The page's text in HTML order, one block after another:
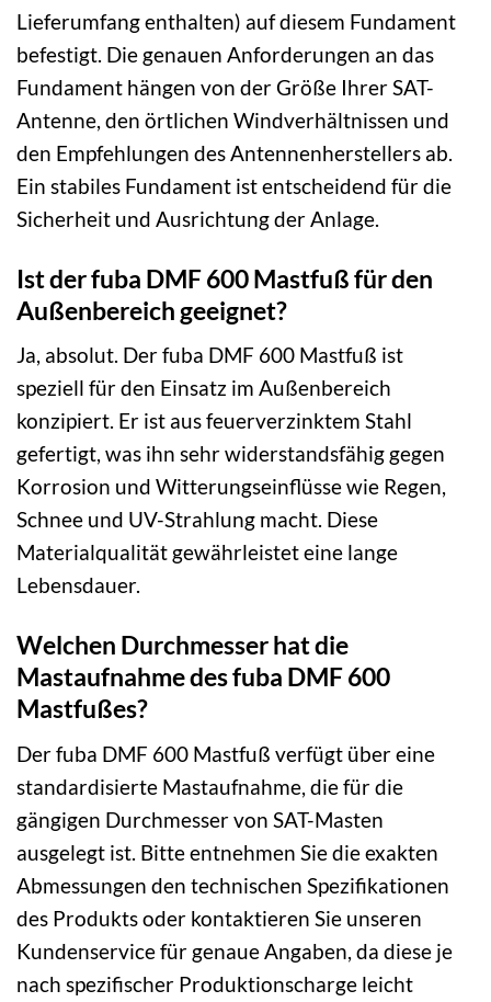
Lieferumfang enthalten) auf diesem Fundament
befestigt. Die genauen Anforderungen an das
Fundament hängen von der Größe Ihrer SAT-
Antenne, den örtlichen Windverhältnissen und
den Empfehlungen des Antennenherstellers ab.
Ein stabiles Fundament ist entscheidend für die
Sicherheit und Ausrichtung der Anlage.
Ist der fuba DMF 600 Mastfuß für den
Außenbereich geeignet?
Ja, absolut. Der fuba DMF 600 Mastfuß ist
speziell für den Einsatz im Außenbereich
konzipiert. Er ist aus feuerverzinktem Stahl
gefertigt, was ihn sehr widerstandsfähig gegen
Korrosion und Witterungseinflüsse wie Regen,
Schnee und UV-Strahlung macht. Diese
Materialqualität gewährleistet eine lange
Lebensdauer.
Welchen Durchmesser hat die
Mastaufnahme des fuba DMF 600
Mastfußes?
Der fuba DMF 600 Mastfuß verfügt über eine
standardisierte Mastaufnahme, die für die
gängigen Durchmesser von SAT-Masten
ausgelegt ist. Bitte entnehmen Sie die exakten
Abmessungen den technischen Spezifikationen
des Produkts oder kontaktieren Sie unseren
Kundenservice für genaue Angaben, da diese je
nach spezifischer Produktionscharge leicht